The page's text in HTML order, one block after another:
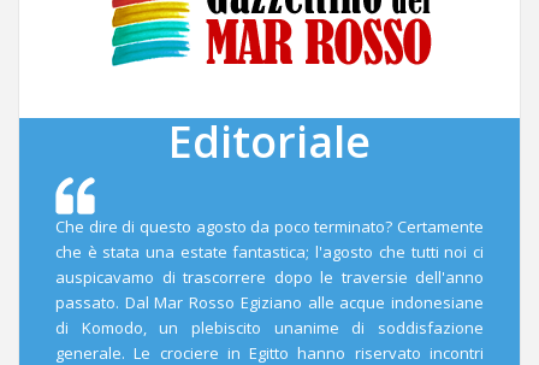
Editoriale
Che dire di questo agosto da poco terminato? Certamente
che è stata una estate fantastica; l'agosto che tutti noi ci
auspicavamo di trascorrere dopo le traversie dell'anno
passato. Dal Mar Rosso Egiziano alle acque indonesiane
di Komodo, un plebiscito unanime di soddisfazione
generale. Le crociere in Egitto hanno riservato incontri